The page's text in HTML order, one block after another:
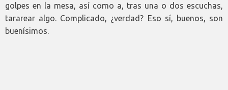
golpes en la mesa, así como a, tras una o dos escuchas,
tararear algo. Complicado, ¿verdad? Eso sí, buenos, son
buenísimos.